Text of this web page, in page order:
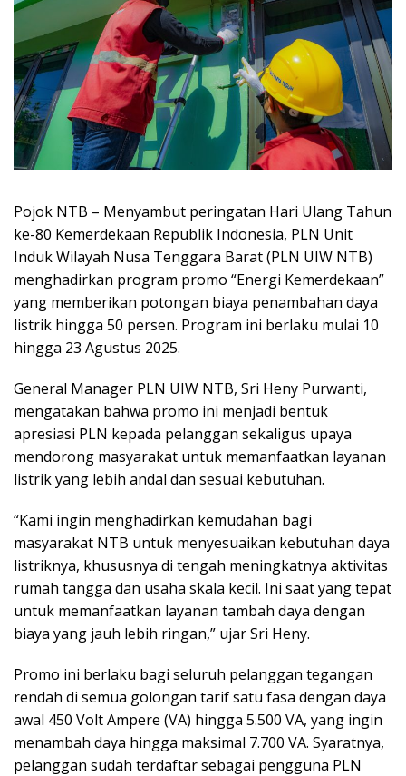
Pojok NTB – Menyambut peringatan Hari Ulang Tahun
ke-80 Kemerdekaan Republik Indonesia, PLN Unit
Induk Wilayah Nusa Tenggara Barat (PLN UIW NTB)
menghadirkan program promo “Energi Kemerdekaan”
yang memberikan potongan biaya penambahan daya
listrik hingga 50 persen. Program ini berlaku mulai 10
hingga 23 Agustus 2025.
General Manager PLN UIW NTB, Sri Heny Purwanti,
mengatakan bahwa promo ini menjadi bentuk
apresiasi PLN kepada pelanggan sekaligus upaya
mendorong masyarakat untuk memanfaatkan layanan
listrik yang lebih andal dan sesuai kebutuhan.
“Kami ingin menghadirkan kemudahan bagi
masyarakat NTB untuk menyesuaikan kebutuhan daya
listriknya, khususnya di tengah meningkatnya aktivitas
rumah tangga dan usaha skala kecil. Ini saat yang tepat
untuk memanfaatkan layanan tambah daya dengan
biaya yang jauh lebih ringan,” ujar Sri Heny.
Promo ini berlaku bagi seluruh pelanggan tegangan
rendah di semua golongan tarif satu fasa dengan daya
awal 450 Volt Ampere (VA) hingga 5.500 VA, yang ingin
menambah daya hingga maksimal 7.700 VA. Syaratnya,
pelanggan sudah terdaftar sebagai pengguna PLN